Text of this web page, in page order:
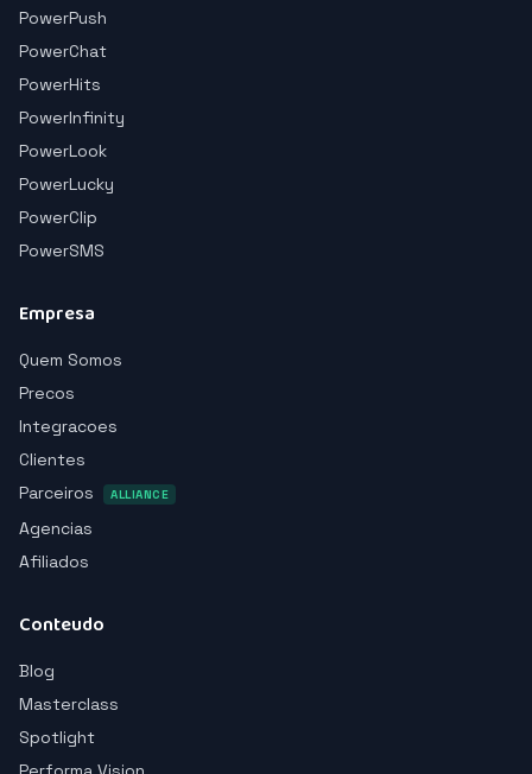
PowerPush
PowerChat
PowerHits
PowerInfinity
PowerLook
PowerLucky
PowerClip
PowerSMS
Empresa
Quem Somos
Precos
Integracoes
Clientes
Parceiros
ALLIANCE
Agencias
Afiliados
Conteudo
Blog
Masterclass
Spotlight